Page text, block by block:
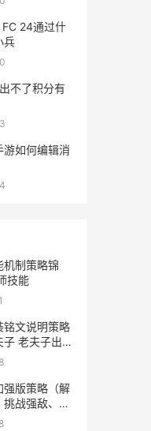
24通过什
兵
不了积分有
游如何编辑消
机制策略锦
技能
铭文说明策略
子 老夫子出装
强版策略（解
战强敌、获
边境之门加强